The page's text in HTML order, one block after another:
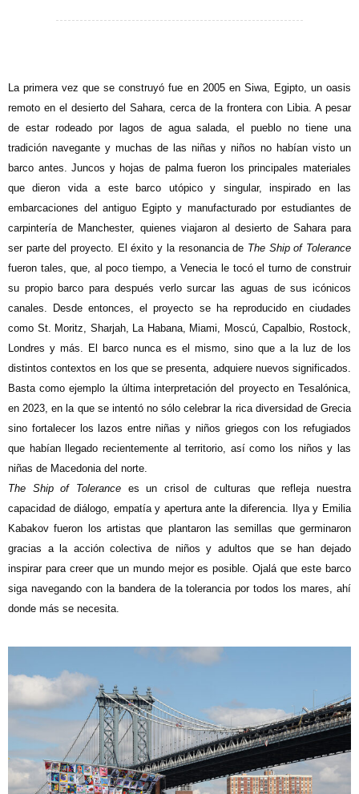
La primera vez que se construyó fue en 2005 en Siwa, Egipto, un oasis
remoto en el desierto del Sahara, cerca de la frontera con Libia. A pesar
de estar rodeado por lagos de agua salada, el pueblo no tiene una
tradición navegante y muchas de las niñas y niños no habían visto un
barco antes. Juncos y hojas de palma fueron los principales materiales
que dieron vida a este barco utópico y singular, inspirado en las
embarcaciones del antiguo Egipto y manufacturado por estudiantes de
carpintería de Manchester, quienes viajaron al desierto de Sahara para
ser parte del proyecto. El éxito y la resonancia de The Ship of Tolerance
fueron tales, que, al poco tiempo, a Venecia le tocó el turno de construir
su propio barco para después verlo surcar las aguas de sus icónicos
canales. Desde entonces, el proyecto se ha reproducido en ciudades
como St. Moritz, Sharjah, La Habana, Miami, Moscú, Capalbio, Rostock,
Londres y más. El barco nunca es el mismo, sino que a la luz de los
distintos contextos en los que se presenta, adquiere nuevos significados.
Basta como ejemplo la última interpretación del proyecto en Tesalónica,
en 2023, en la que se intentó no sólo celebrar la rica diversidad de Grecia
sino fortalecer los lazos entre niñas y niños griegos con los refugiados
que habían llegado recientemente al territorio, así como los niños y las
niñas de Macedonia del norte.
The Ship of Tolerancees un crisol de culturas que refleja nuestra
capacidad de diálogo, empatía y apertura ante la diferencia. Ilya y Emilia
Kabakov fueron los artistas que plantaron las semillas que germinaron
gracias a la acción colectiva de niños y adultos que se han dejado
inspirar para creer que un mundo mejor es posible. Ojalá que este barco
siga navegando con la bandera de la tolerancia por todos los mares, ahí
donde más se necesita.